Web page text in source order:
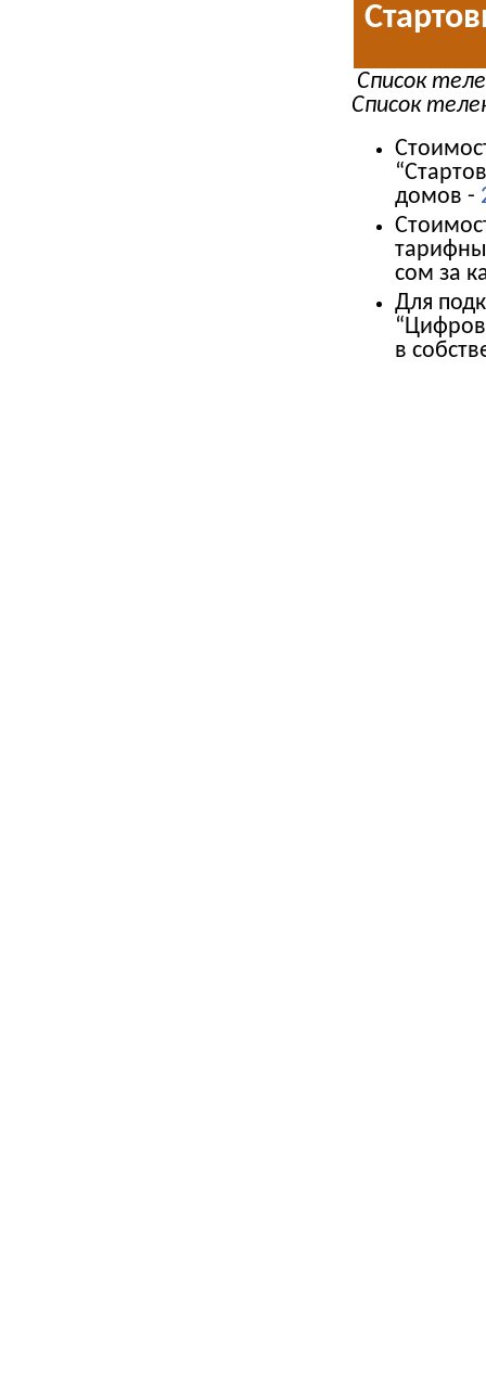
Список
Список
домов -
сом за
Для
в